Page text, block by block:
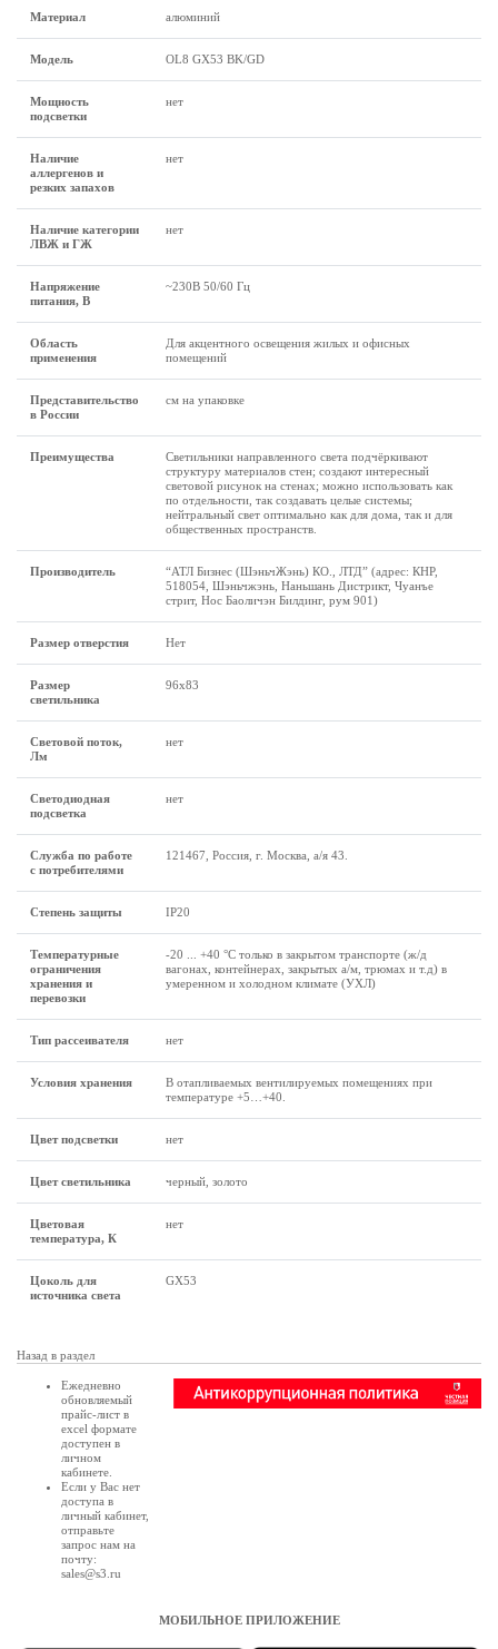
Материал алюминий
Модель OL8 GX53 BK/GD
Мощность
подсветки
нет
Наличие
аллергенов и
резких запахов
нет
Наличие категории
ЛВЖ и ГЖ
нет
Напряжение
питания, В
~230В 50/60 Гц
Область
применения
Для акцентного освещения жилых и офисных
помещений
Представительство
в России
см на упаковке
Преимущества
Светильники направленного света подчёркивают
структуру материалов стен; создают интересный
световой рисунок на стенах; можно использовать как
по отдельности, так создавать целые системы;
нейтральный свет оптимально как для дома, так и для
общественных пространств.
Производитель
“АТЛ Бизнес (ШэньчЖэнь) КО., ЛТД” (адрес: КНР,
518054, Шэньчжэнь, Наньшань Дистрикт, Чуанъе
стрит, Нос Баоличэн Билдинг, рум 901)
Размер отверстия Нет
Размер
светильника
96x83
Световой поток,
Лм
нет
Светодиодная
подсветка
нет
Служба по работе
с потребителями
121467, Россия, г. Москва, а/я 43.
Степень защиты IP20
Температурные
ограничения
хранения и
перевозки
-20 ... +40 °C только в закрытом транспорте (ж/д
вагонах, контейнерах, закрытых а/м, трюмах и т.д) в
умеренном и холодном климате (УХЛ)
Тип рассеивателя нет
Условия хранения
В отапливаемых вентилируемых помещениях при
температуре +5…+40.
Цвет подсветки нет
Цвет светильника черный, золото
Цветовая
температура, К
нет
Цоколь для
источника света
GX53
Назад в раздел
Ежедневно
обновляемый
прайс-лист в
excel формате
доступен в
личном
кабинете
Если у Вас нет
доступа в
личный кабинет,
отправьте
запрос нам на
почту:
sales@s3.ru
МОБИЛЬНОЕ ПРИЛОЖЕНИЕ